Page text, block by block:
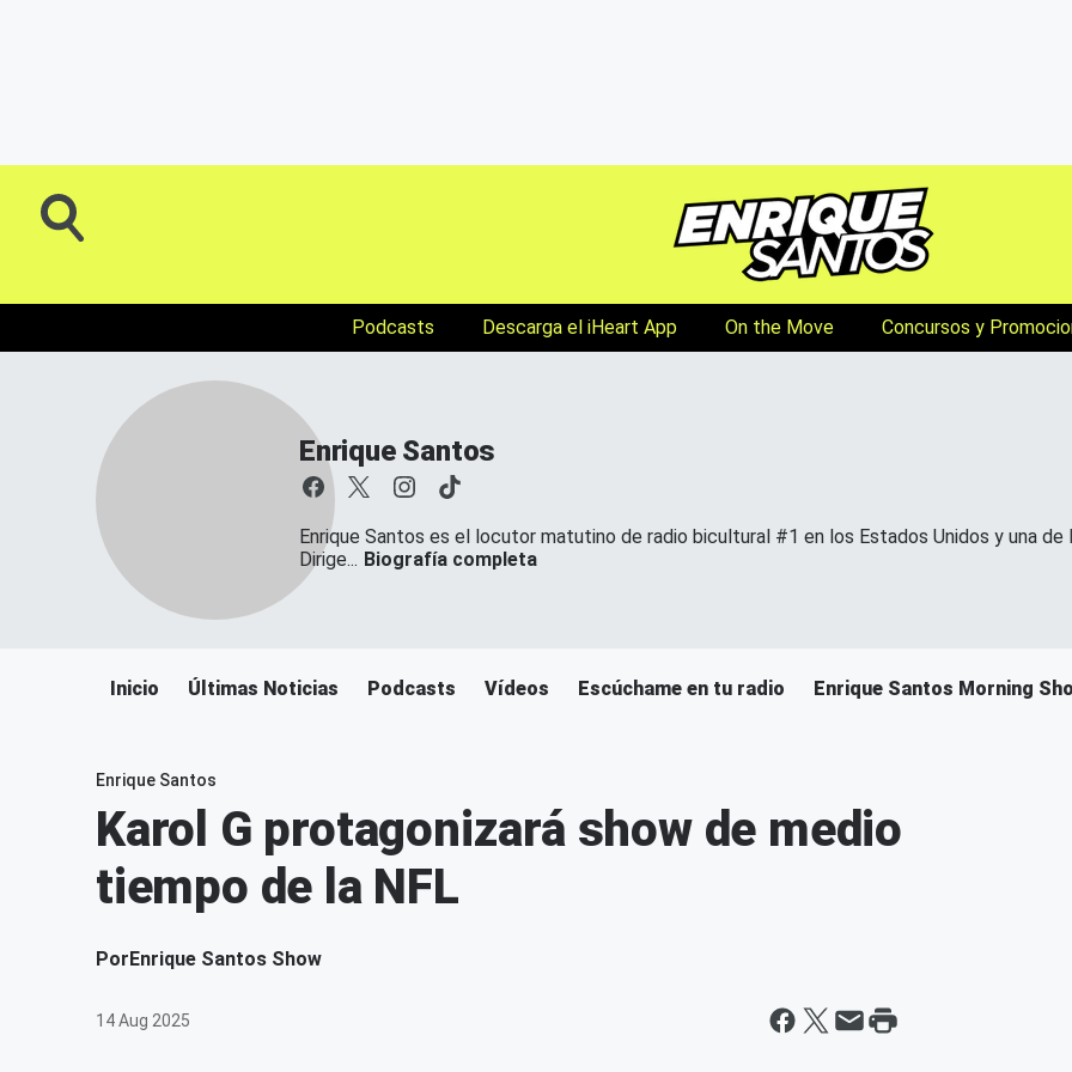
Podcasts Descarga el iHeart App On the Move Concursos y
Enrique Santos
Enrique Santos es el locutor matutino de radio bicultural #1 en los Estados Unidos y una
Dirige... Biografía completa
Inicio Últimas Noticias Podcasts Vídeos Escúchame en tu radio Enrique Santos Morning
Enrique Santos
Karol G protagonizará show de medio
tiempo de la NFL
PorEnrique Santos Show
14 Aug 2025